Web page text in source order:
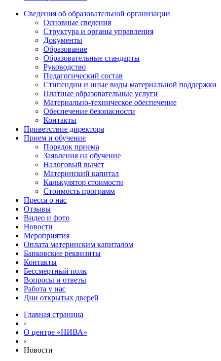
Сведения об образовательной организации
Основные сведения
Структура и органы управления
Документы
Образование
Образовательные стандарты
Руководство
Педагогический состав
Стипендии и иные виды материальной поддержки
Платные образовательные услуги
Материально-техническое обеспечение
Обеспечение безопасности
Контакты
Приветствие директора
Прием и обучение
Порядок приема
Заявления на обучение
Налоговый вычет
Материнский капитал
Калькулятор стоимости
Стоимость программ
Пресса о нас
Отзывы
Видео и фото
Новости
Мероприятия
Оплата материнским капиталом
Банковские реквизиты
Контакты
Бессмертный полк
Вопросы и ответы
Работа у нас
Дни открытых дверей
Главная страница
›
О центре «НИВА»
›
Новости